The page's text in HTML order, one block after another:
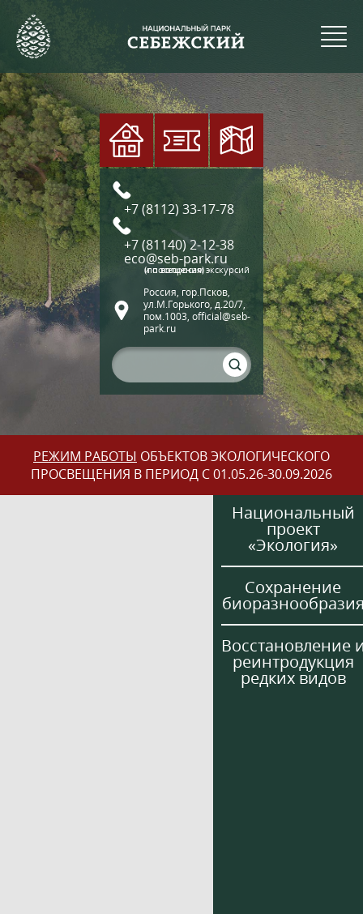
+7 (8112) 33-17-78
+7 (81140) 2-12-38
eco@seb-park.ru
(по вопросам экскурсий и посещения)
Россия, гор.Псков,
ул.М.Горького, д.20/7,
пом.1003, official@seb-
park.ru
РЕЖИМ РАБОТЫ ОБЪЕКТОВ ЭКОЛОГИЧЕСКОГО
ПРОСВЕЩЕНИЯ В ПЕРИОД С 01.05.26-30.09.2026
Национальный
проект
«Экология»
Сохранение
Восстановление
реинтродукция
редких видов